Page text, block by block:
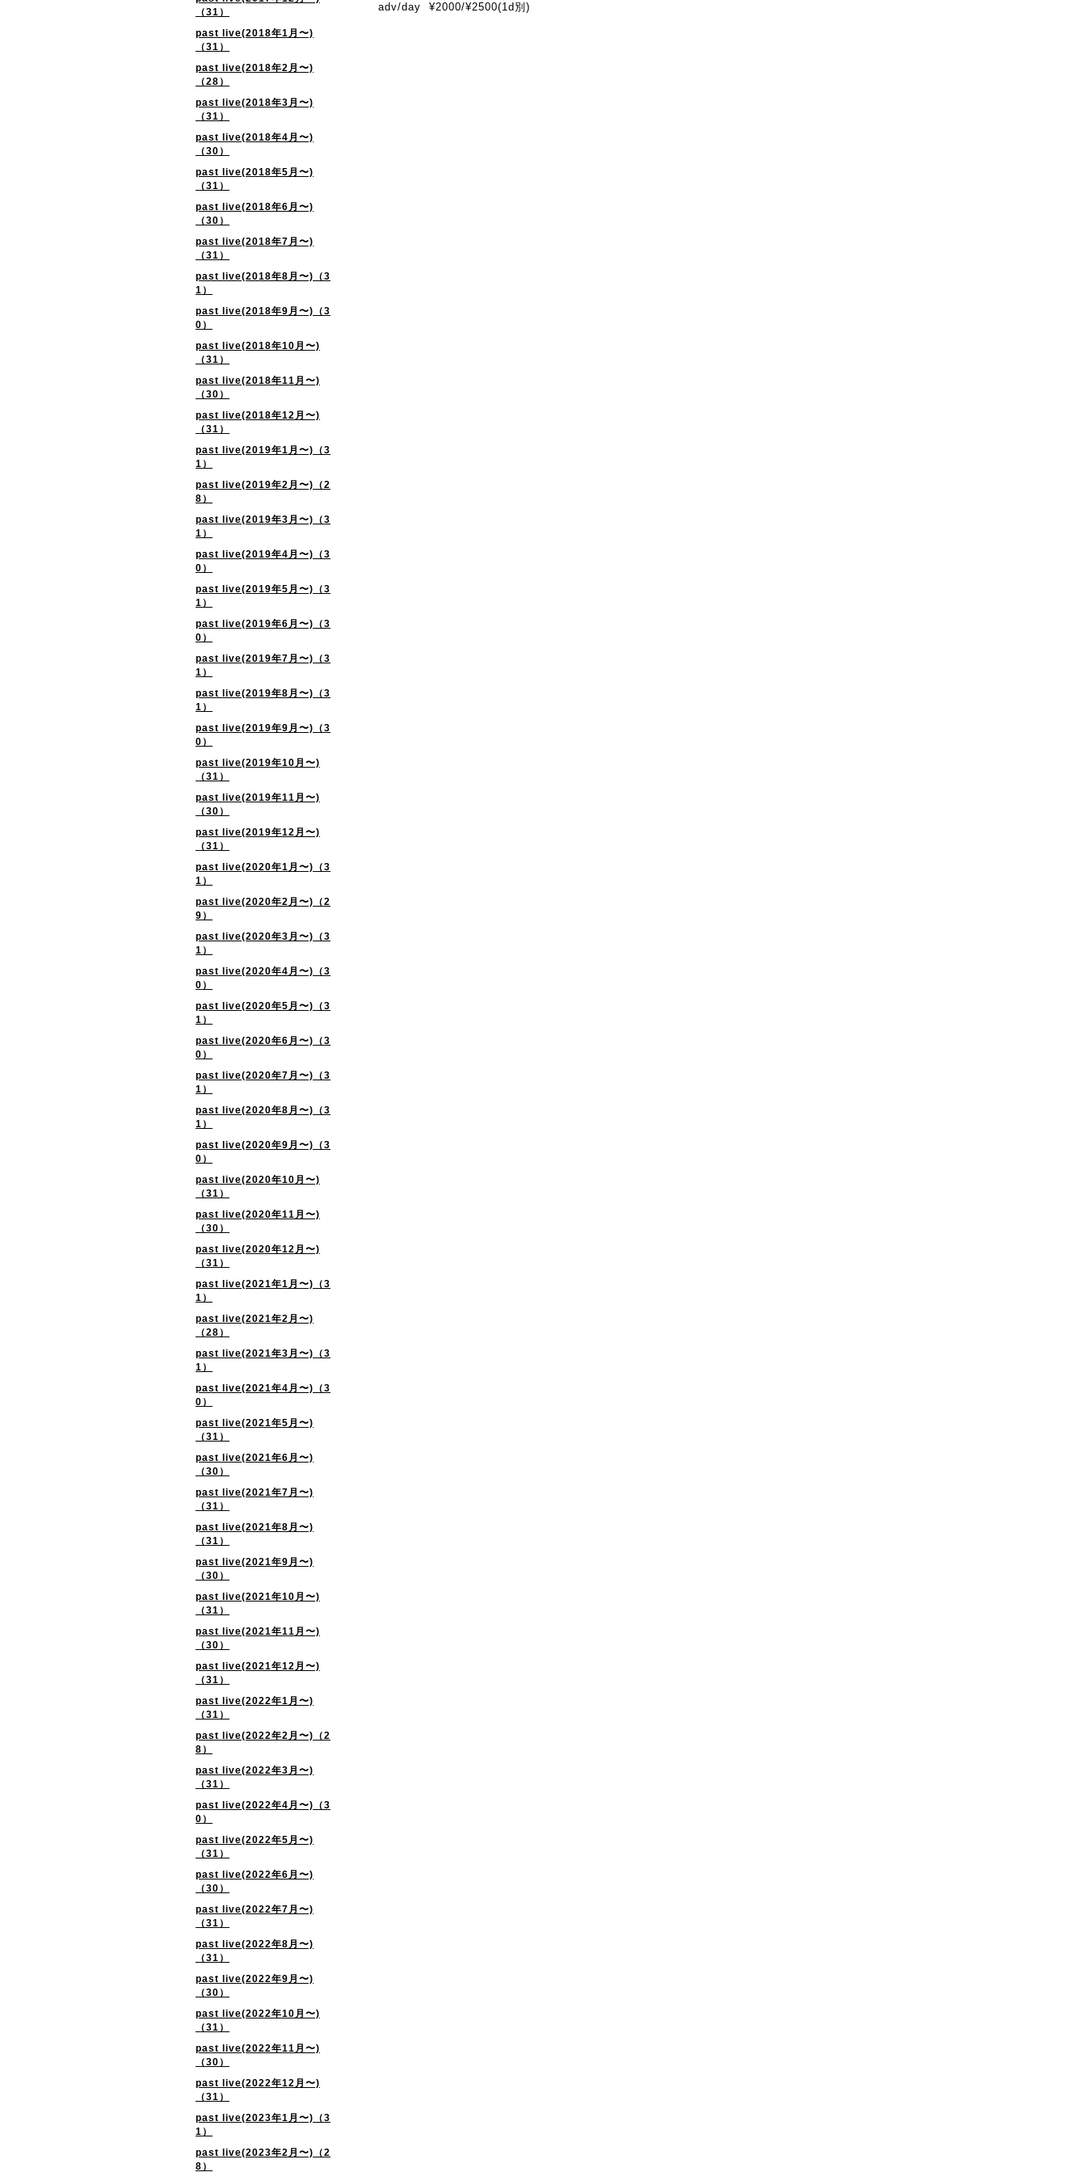
（31）
past live(2018年1月〜)
（31）
past live(2018年2月〜)
（28）
past live(2018年3月〜)
（31）
past live(2018年4月〜)
（30）
past live(2018年5月〜)
（31）
past live(2018年6月〜)
（30）
past live(2018年7月〜)
（31）
past live(2018年8月〜)（3
1）
past live(2018年9月〜)（3
0）
past live(2018年10月〜)
（31）
past live(2018年11月〜)
（30）
past live(2018年12月〜)
（31）
past live(2019年1月〜)（3
1）
past live(2019年2月〜)（2
8）
past live(2019年3月〜)（3
1）
past live(2019年4月〜)（3
0）
past live(2019年5月〜)（3
1）
past live(2019年6月〜)（3
0）
past live(2019年7月〜)（3
1）
past live(2019年8月〜)（3
1）
past live(2019年9月〜)（3
0）
past live(2019年10月〜)
（31）
past live(2019年11月〜)
（30）
past live(2019年12月〜)
（31）
past live(2020年1月〜)（3
1）
past live(2020年2月〜)（2
9）
past live(2020年3月〜)（3
1）
past live(2020年4月〜)（3
0）
past live(2020年5月〜)（3
1）
past live(2020年6月〜)（3
0）
past live(2020年7月〜)（3
1）
past live(2020年8月〜)（3
1）
past live(2020年9月〜)（3
0）
past live(2020年10月〜)
（31）
past live(2020年11月〜)
（30）
past live(2020年12月〜)
（31）
past live(2021年1月〜)（3
1）
past live(2021年2月〜)
（28）
past live(2021年3月〜)（3
1）
past live(2021年4月〜)（3
0）
past live(2021年5月〜)
（31）
past live(2021年6月〜)
（30）
past live(2021年7月〜)
（31）
past live(2021年8月〜)
（31）
past live(2021年9月〜)
（30）
past live(2021年10月〜)
（31）
past live(2021年11月〜)
（30）
past live(2021年12月〜)
（31）
past live(2022年1月〜)
（31）
past live(2022年2月〜)（2
8）
past live(2022年3月〜)
（31）
past live(2022年4月〜)（3
0）
past live(2022年5月〜)
（31）
past live(2022年6月〜)
（30）
past live(2022年7月〜)
（31）
past live(2022年8月〜)
（31）
past live(2022年9月〜)
（30）
past live(2022年10月〜)
（31）
past live(2022年11月〜)
（30）
past live(2022年12月〜)
（31）
past live(2023年1月〜)（3
1）
past live(2023年2月〜)（2
8）
adv/day ¥2000/¥2500(1d別)